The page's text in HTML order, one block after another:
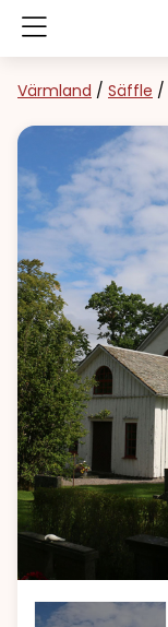
Värmland / Säffle /